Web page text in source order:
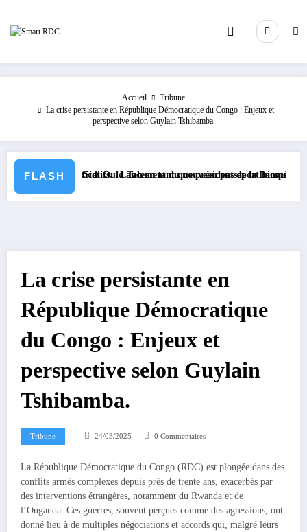
contenu
Accueil
Tribune
La crise persistante en République Démocratique du Congo : Enjeux et
perspective selon Guylain Tshibamba.
FLASH
significatifs.
de Sidi Ould Tah en tant que président de la Banque Africaine de
Lancement du nouveau passeport biométrique en RDC
La crise persistante en
République Démocratique
du Congo : Enjeux et
perspective selon Guylain
Tshibamba.
Tribune 24/03/2025 0 Commentaires
La République Démocratique du Congo (RDC) est plongée dans des
conflits armés complexes depuis près de trente ans, exacerbés par
des interventions étrangères, notamment du Rwanda et de
l’Ouganda. Ces guerres, souvent perçues comme des agressions, ont
donné lieu à de multiples négociations et accords qui, malgré leurs